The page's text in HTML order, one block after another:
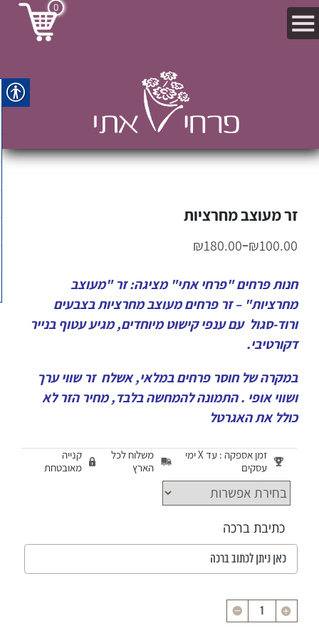
0
זר מעוצב מחרציות
₪100.00
–
₪180.00
חנות פרחים "פרחי אתי" מציגה: זר "מעוצב
מחרציות" – זר פרחים מעוצב מחרציות בצבעים
ורוד-סגול עם ענפי קישוט מיוחדים, מגיע עטוף בנייר
דקורטיבי.
במקרה של חוסר פרחים במלאי, אשלח זר שווי ערך
ושווי אופי . התמונה להמחשה בלבד, מחיר הזר לא
כולל את האגרטל
זמן אספקה : עד X ימי
עסקים
משלוח לכל
הארץ
קנייה
מאובטחת
כתיבת ברכה
כמות